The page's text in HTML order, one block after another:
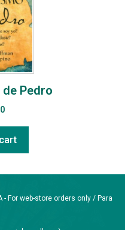
Pedro
- For web-store orders only / Para